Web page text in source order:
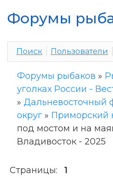
Форумы
Поиск Пользователи
Форумы рыбаков »
уголках России -
»Дальневосточный
округ » Приморский
под мостом и на
Владивосток - 2025
Страницы: 1